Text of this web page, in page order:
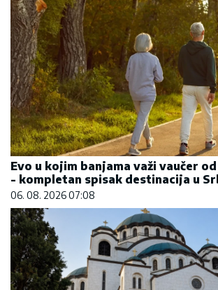
Evo u kojim banjama važi vaučer
- kompletan spisak destinacija u
06. 08. 2026 07:08